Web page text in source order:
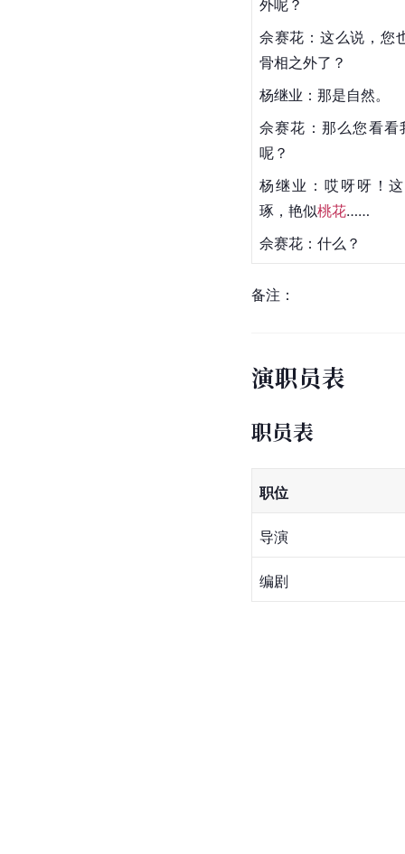
外呢？
佘赛花：这么说，您
骨相之外了？
杨继业：那是自然。
佘赛花：那么您看
呢？
杨继业 ：哎呀呀！
琢，艳似桃花……
佘赛花 ：什么？
备注：
演职员表
职员表
职位
导演
编剧